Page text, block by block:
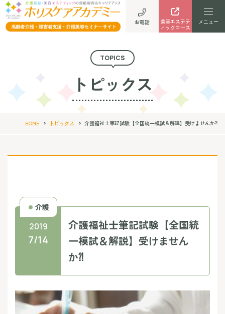
お電話
美容エステテ
ィックコース
TOPICS
トピックス
HOME トピックス 介護福祉士筆記試験【全国統一模試＆解説】受けませんか⁈
介護
2019
7/14
介護福祉士筆記試験【全国統
一模試＆解説】受けません
か⁈